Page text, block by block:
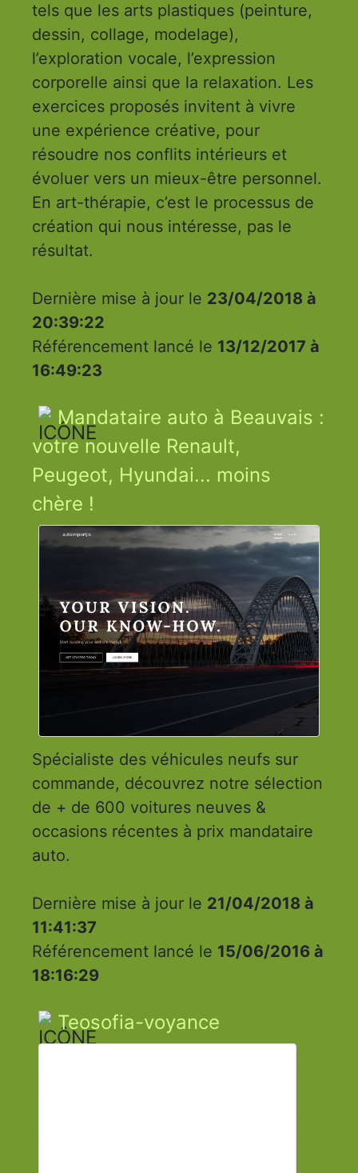
tels que les arts plastiques (peinture,
dessin, collage, modelage),
l’exploration vocale, l’expression
corporelle ainsi que la relaxation. Les
exercices proposés invitent à vivre
une expérience créative, pour
résoudre nos conflits intérieurs et
évoluer vers un mieux-être personnel.
En art-thérapie, c’est le processus de
création qui nous intéresse, pas le
résultat.
Dernière mise à jour le 23/04/2018 à
20:39:22
Référencement lancé le 13/12/2017 à
16:49:23
Mandataire auto à Beauvais :
votre nouvelle Renault,
Peugeot, Hyundai... moins
chère !
Spécialiste des véhicules neufs sur
commande, découvrez notre sélection
de + de 600 voitures neuves &
occasions récentes à prix mandataire
auto.
Dernière mise à jour le 21/04/2018 à
11:41:37
Référencement lancé le 15/06/2016 à
18:16:29
Teosofia-voyance